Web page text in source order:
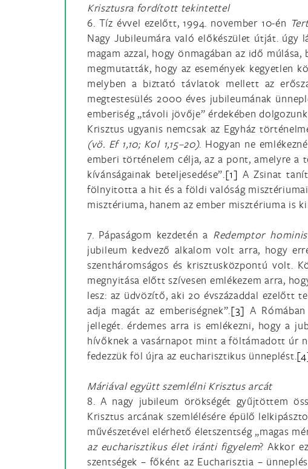
Krisztusra fordított tekintettel
6. Tíz évvel ezelőtt, 1994. november 10-én
Nagy Jubileumára való előkészület útját.
magam azzal, hogy önmagában az idő
megmutatták, hogy az események kegyetlen
melyben a biztató távlatok mellett az
megtestesülés 2000 éves jubileumának
emberiség „távoli jövője” érdekében
Krisztus ugyanis nemcsak az Egyház
(vö. Ef 1,10; Kol 1,15–20). Hogyan ne
emberi történelem célja, az a pont, amelyre a
kívánságainak beteljesedése”.[1] A Zsinat
fölnyitotta a hit és a földi valóság
misztériuma, hanem az ember misztériuma is
7. Pápaságom kezdetén a Redemptor hominis
jubileum kedvező alkalom volt arra, hogy
szentháromságos és krisztusközpontú volt.
megnyitása előtt szívesen emlékezem arra,
lesz: az üdvözítő, aki 20 évszázaddal ezelőtt
adja magát az emberiségnek”.[3] A
jellegét. érdemes arra is emlékezni, hogy a
hívőknek a vasárnapot mint a föltámadott úr
fedezzük föl újra az eucharisztikus ünneplést.
Máriával együtt szemlélni Krisztus arcát
8. A nagy jubileum örökségét gyűjtöttem
Krisztus arcának szemlélésére épülő
művészetével elérhető életszentség „magas
az eucharisztikus élet iránti figyelem? Akkor
szentségek – főként az Eucharisztia –